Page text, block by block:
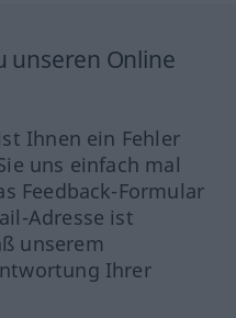
unseren Online
Ihnen ein Fehler
uns einfach mal
Feedback-Formular
Adresse ist
unserem
Ihrer